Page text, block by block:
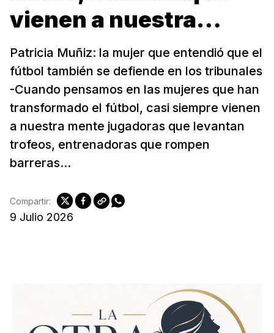
vienen a nuestra…
Patricia Muñiz: la mujer que entendió que el
fútbol también se defiende en los tribunales
-Cuando pensamos en las mujeres que han
transformado el fútbol, casi siempre vienen
a nuestra mente jugadoras que levantan
trofeos, entrenadoras que rompen
barreras...
9 Julio 2026
Compartir: